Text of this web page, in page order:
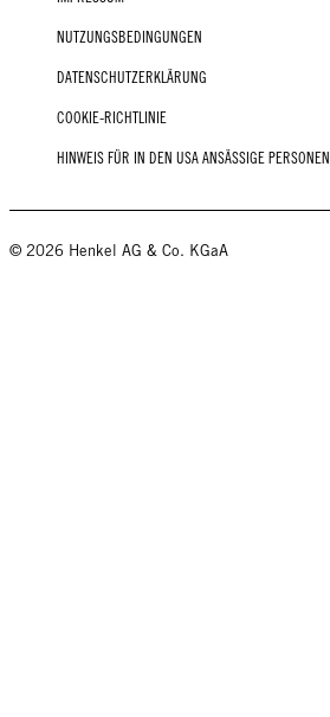
NUTZUNGSBEDINGUNGEN
DATENSCHUTZERKLÄRUNG
COOKIE-RICHTLINIE
HINWEIS FÜR IN DEN USA ANSÄSSIGE PERSONEN
© 2026 Henkel AG & Co. KGaA